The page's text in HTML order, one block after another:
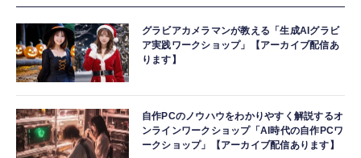
グラビアカメラマンが教える「生成AIグラビ
ア実践ワークショップ」【アーカイブ配信あ
ります】
自作PCのノウハウをわかりやすく解説するオ
ンラインワークショップ「AI時代の自作PCワ
ークショップ」【アーカイブ配信あります】